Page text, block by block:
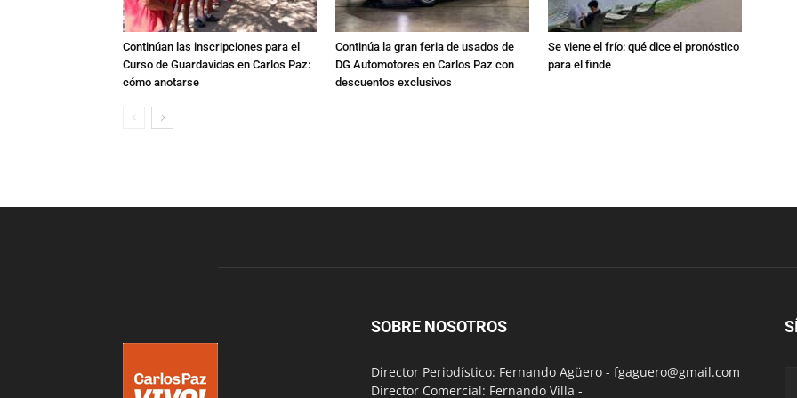
Continúan las inscripciones para el
Curso de Guardavidas en Carlos Paz:
cómo anotarse
Continúa la gran feria de usados de
DG Automotores en Carlos Paz con
descuentos exclusivos
Se viene el frío: qué dice el pronóstico
para el finde
SOBRE NOSOTROS
Director Periodístico: Fernando Agüero - fgaguero@gmail.com
Director Comercial: Fernando Villa -